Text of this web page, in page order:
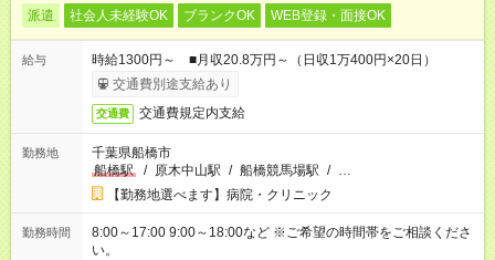
派遣 社会人未経験OK ブランクOK WEB登録・面接OK
給与
時給1300円～ ■月収20.8万円～（日収1万400円×20日）
交通費別途支給あり
交通費 交通費規定内支給
勤務地
千葉県船橋市
船橋駅
/ 原木中山駅 / 船橋競馬場駅 / …
【勤務地選べます】病院・クリニック
勤務時間
8:00～17:00 9:00～18:00など ※ご希望の時間帯をご相談くださ
い。